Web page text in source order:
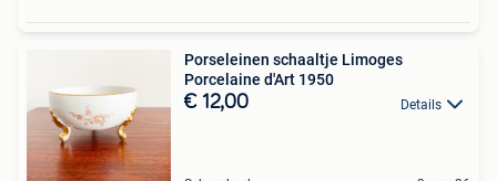
Porseleinen schaaltje Limoges
Porcelaine d'Art 1950
€ 12,00 Details